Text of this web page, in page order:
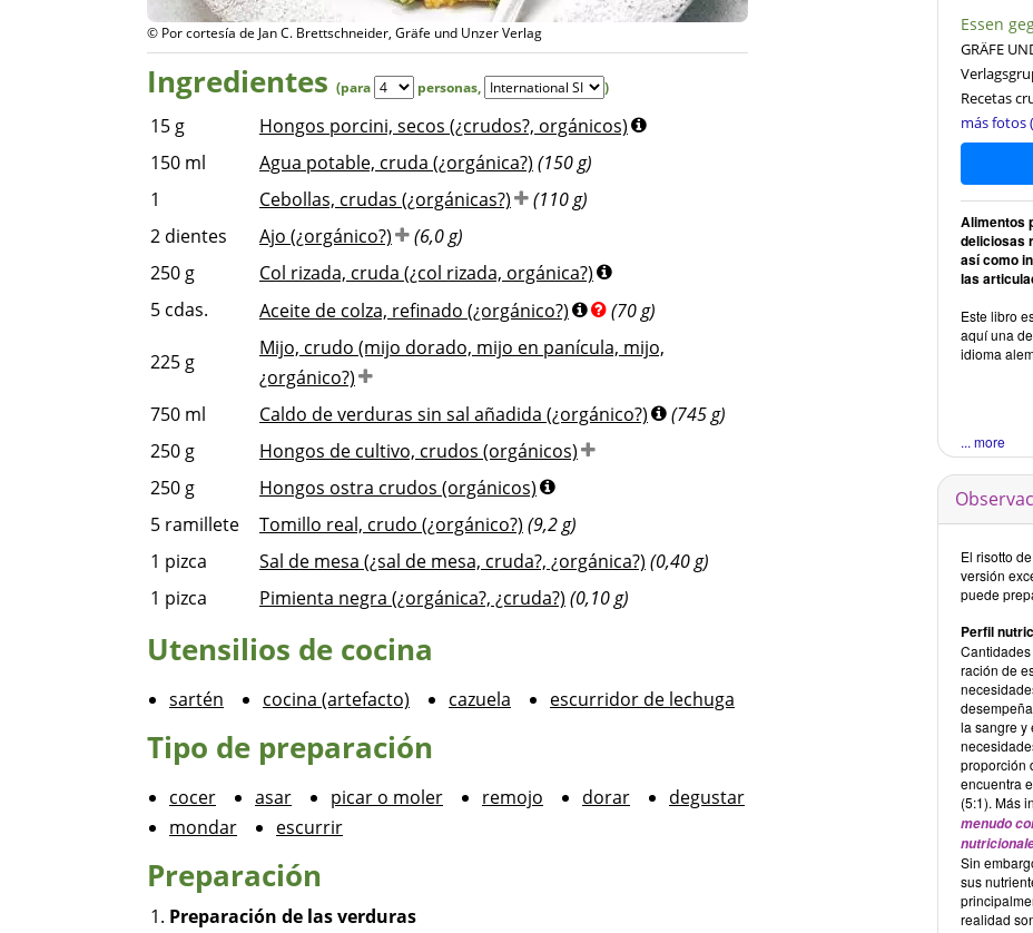
© Por cortesía de Jan C. Brettschneider, Gräfe und Unzer Verlag
Ingredientes (para personas, )
15 g
Hongos porcini, secos (¿crudos?, orgánicos)
150 ml Agua potable, cruda (¿orgánica?) (150 g)
1
Cebollas, crudas (¿orgánicas?)
(110 g)
2 dientes Ajo (¿orgánico?)
(6,0 g)
250 g
Col rizada, cruda (¿col rizada, orgánica?)
5 cdas. Aceite de colza, refinado (¿orgánico?) (70 g)
225 g
Mijo, crudo (mijo dorado, mijo en panícula, mijo,
¿orgánico?)
750 ml Caldo de verduras sin sal añadida (¿orgánico?)
(745 g)
250 g
Hongos de cultivo, crudos (orgánicos)
250 g
Hongos ostra crudos (orgánicos)
5 ramillete Tomillo real, crudo (¿orgánico?) (9,2 g)
1 pizca Sal de mesa (¿sal de mesa, cruda?, ¿orgánica?) (0,40 g)
1 pizca Pimienta negra (¿orgánica?, ¿cruda?) (0,10 g)
Utensilios de cocina
sartén cocina (artefacto) cazuela escurridor de lechuga
Tipo de preparación
cocer asar picar o moler remojo dorar
degustar
mondar
escurrir
Preparación
Preparación de las verduras
Essen
GRÄFE
Recetas
más fotos
Alimentos
deliciosas
así como
las
Este libro
aquí una
idioma
... more
El risotto
versión
puede
Perfil
ración de
la sangre y
proporción
encuentra
(5:1). Más
menudo
Sin
sus
realidad